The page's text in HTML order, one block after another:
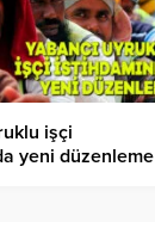
işçi
yeni düzenleme